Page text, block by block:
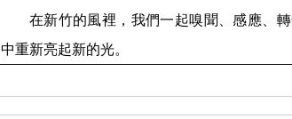
在新竹的風裡，我們一起嗅聞、感應、
中重新亮起新的光。